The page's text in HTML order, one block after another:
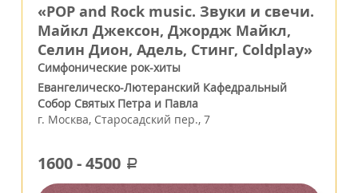
«POP and Rock music. Звуки и свечи.
Майкл Джексон, Джордж Майкл,
Селин Дион, Адель, Стинг, Coldplay»
Симфонические рок-хиты
Евангелическо-Лютеранский Кафедральный
Собор Святых Петра и Павла
г. Москва, Старосадский пер., 7
1600-4500 a